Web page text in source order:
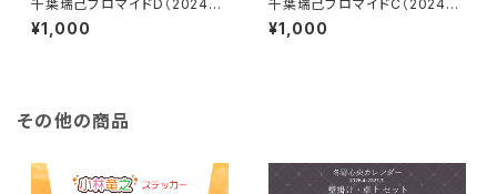
千葉瑞己ブロマイドD（2024カ
レンダーアザーカット）
¥1,000
千葉瑞己ブロマイドC（2024カ
レンダーアザーカット）
¥1,000
その他の商品